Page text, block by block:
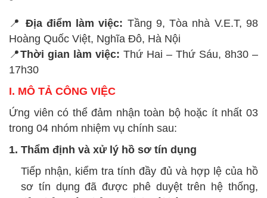
📍 Địa điểm làm việc: Tầng 9, Tòa nhà V.E.T, 98
Hoàng Quốc Việt, Nghĩa Đô, Hà Nội
📍Thời gian làm việc: Thứ Hai – Thứ Sáu, 8h30 –
17h30
I. MÔ TẢ CÔNG VIỆC
Ứng viên có thể đảm nhận toàn bộ hoặc ít nhất 03
trong 04 nhóm nhiệm vụ chính sau:
1. Thẩm định và xử lý hồ sơ tín dụng
Tiếp nhận, kiểm tra tính đầy đủ và hợp lệ của hồ
sơ tín dụng đã được phê duyệt trên hệ thống,